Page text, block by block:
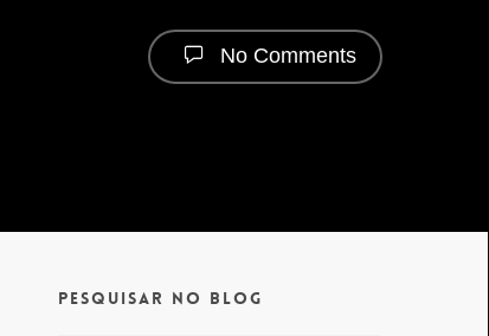
No Comments
Pesquisar no Blog